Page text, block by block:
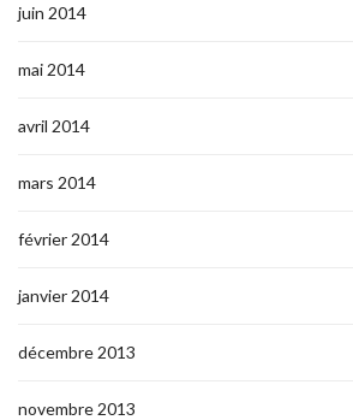
juin 2014
mai 2014
avril 2014
mars 2014
février 2014
janvier 2014
décembre 2013
novembre 2013